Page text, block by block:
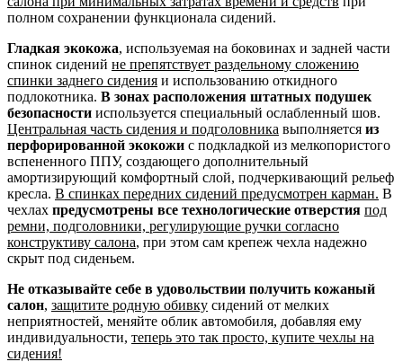
полном сохранении функционала сидений.
Гладкая экокожа, используемая на боковинах и задней части
спинок сидений не препятствует раздельному сложению
спинки заднего сидения и использованию откидного
подлокотника. В зонах расположения штатных подушек
безопасности используется специальный ослабленный шов.
Центральная часть сидения и подголовника выполняется из
перфорированной экокожи с подкладкой из мелкопористого
вспененного ППУ, создающего дополнительный
амортизирующий комфортный слой, подчеркивающий рельеф
кресла. В спинках передних сидений предусмотрен карман. В
чехлах предусмотрены все технологические отверстия под
ремни, подголовники, регулирующие ручки согласно
конструктиву салона, при этом сам крепеж чехла надежно
скрыт под сиденьем.
Не отказывайте себе в удовольствии получить кожаный
салон, защитите родную обивку сидений от мелких
неприятностей, меняйте облик автомобиля, добавляя ему
индивидуальности, теперь это так просто, купите чехлы на
сидения!